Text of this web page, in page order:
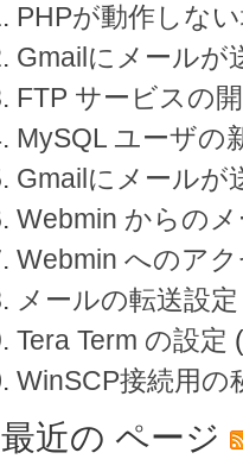
PHPが動作しな
Gmailにメールが
FTP サービスの
MySQL ユーザの
Gmailにメールが
Webmin からの
Webmin へのア
メールの転送設定
Tera Term の設定
WinSCP接続用の
最近の ページ